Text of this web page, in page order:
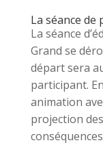
La séance
La séance
Grand se
départ sera
participant.
animation
projection